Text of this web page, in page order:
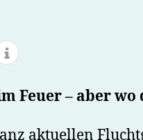
Feuer – aber wo
aktuellen